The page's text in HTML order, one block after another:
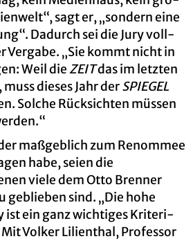
sagt er, „son­dern eine
Da­durch sei die Jury voll­
Ver­ga­be. „Sie kommt nicht in
Weil dieZEITdas im letz­ten
die­ses Jahr derSPIE­GEL
Sol­che Rück­sich­ten müs­sen
ma­ß­geb­lich zum Re­nom­mee
habe, seien die
viele dem Otto Bren­ner
ge­blie­ben sind. „Die hohe
ist ein ganz wich­ti­ges Kri­te­ri­
Vol­ker Li­li­en­thal, Pro­fes­sor